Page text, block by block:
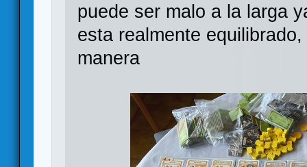
puede ser malo a la larga
esta realmente
manera